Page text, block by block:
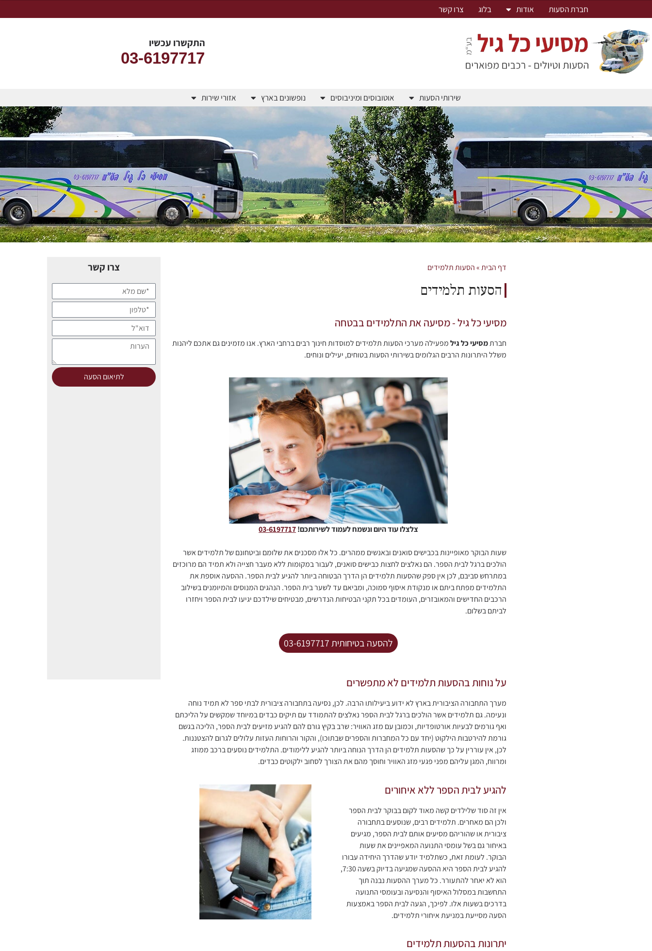
חברת הסעות אודות בלוג צרו קשר
התקשרו עכשיו
03-6197717
שירותי הסעות אוטובוסים ומיניבוסים נופשונים בארץ אזורי שירות
דף הבית»הסעות תלמידים
הסעות תלמידים
מסיעי כל גיל - מסיעה את התלמידים בבטחה
חברתמסיעי כל גילמפעילה מערכי הסעות תלמידים למוסדות חינוך רבים ברחבי הארץ. אנו מזמינים גם אתכם ליהנות
משלל היתרונות הרבים הגלומים בשירותי הסעות בטוחים, יעילים ונוחים.
צלצלו עוד היום ונשמח לעמוד לשירותכם!03-6197717
שעות הבוקר מאופיינות בכבישים סואנים ובאנשים ממהרים. כל אלו מסכנים את שלומם וביטחונם של תלמידים אשר
הולכים ברגל לבית הספר. הם נאלצים לחצות כבישים סואנים, לעבור במקומות ללא מעבר חצייה ולא תמיד הם מרוכזים
במתרחש סביבם, לכן אין ספק שהסעות תלמידים הן הדרך הבטוחה ביותר להגיע לבית הספר. ההסעה אוספת את
התלמידים מפתח ביתם או מנקודת איסוף סמוכה, ומביאם עד לשער בית הספר. הנהגים המנוסים והמיומנים בשילוב
הרכבים החדישים והמאובזרים, העומדים בכל תקני הבטיחות הנדרשים, מבטיחים שילדכם יגיעו לבית הספר ויחזרו
לביתם בשלום.
להסעה בטיחותית 03-6197717
על נוחות בהסעות תלמידים לא מתפשרים
מערך התחבורה הציבורית בארץ לא ידוע ביעילותו הרבה. לכן, נסיעה בתחבורה ציבורית לבתי ספר לא תמיד נוחה
ונעימה. גם תלמידים אשר הולכים ברגל לבית הספר נאלצים להתמודד עם תיקים כבדים במיוחד שמקשים על הליכתם
ואף גורמים לבעיות אורטופדיות, וכמובן עם מזג האוויר: שרב בקיץ גורם להם להגיע מזיעים לבית הספר, הליכה בגשם
גורמת להירטבות הילקוט (יחד עם כל המחברות והספרים שבתוכו), והקור והרוחות העזות עלולים לגרום להצטננות.
לכן, אין עוררין על כך שהסעות תלמידים הן הדרך הנוחה ביותר להגיע ללימודים. התלמידים נוסעים ברכב ממוזג
ומרווח, המגן עליהם מפני פגעי מזג האוויר וחוסך מהם את הצורך לסחוב ילקוטים כבדים.
להגיע לבית הספר ללא איחורים
אין זה סוד שלילדים קשה מאוד לקום בבוקר לבית הספר
ולכן הם מאחרים. תלמידים רבים, שנוסעים בתחבורה
ציבורית או שהוריהם מסיעים אותם לבית הספר, מגיעים
באיחור גם בשל עומסי התנועה המאפיינים את שעות
הבוקר. לעומת זאת, כשתלמיד יודע שהדרך היחידה עבורו
להגיע לבית הספר היא ההסעה שמגיעה בדיוק בשעה 7:30,
הוא לא יאחר להתעורר. כל מערך ההסעות נבנה תוך
התחשבות במסלול האיסוף והנסיעה ובעומסי התנועה
בדרכים בשעות אלו. לפיכך, הגעה לבית הספר באמצעות
הסעה מסייעת במניעת איחורי תלמידים.
יתרונות בהסעות תלמידים
צרו קשר
לתיאום הסעה